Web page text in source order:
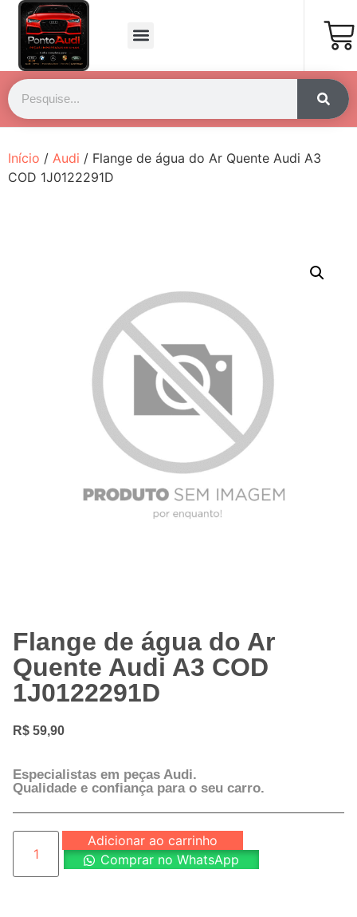
Início / Audi / Flange de água do Ar Quente Audi A3
COD 1J0122291D
Flange de água do Ar
Quente Audi A3 COD
1J0122291D
R$ 59,90
Especialistas em peças Audi.
Qualidade e confiança para o seu carro.
Adicionar ao carrinho
Comprar no WhatsApp